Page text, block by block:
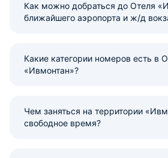
Как можно добраться до Отеля
ближайшего аэропорта и ж/д
Какие категории номеров есть в
«Ивмонтан»?
Чем заняться на территории
свободное время?